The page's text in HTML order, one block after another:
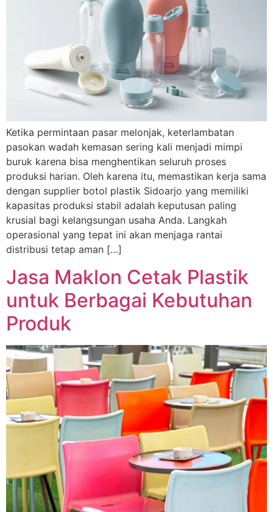
Ketika permintaan pasar melonjak, keterlambatan
pasokan wadah kemasan sering kali menjadi mimpi
buruk karena bisa menghentikan seluruh proses
produksi harian. Oleh karena itu, memastikan kerja sama
dengan supplier botol plastik Sidoarjo yang memiliki
kapasitas produksi stabil adalah keputusan paling
krusial bagi kelangsungan usaha Anda. Langkah
operasional yang tepat ini akan menjaga rantai
distribusi tetap aman […]
Jasa Maklon Cetak Plastik
untuk Berbagai Kebutuhan
Produk